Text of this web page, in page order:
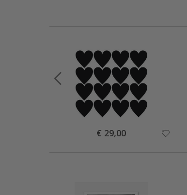
Special
Price
€ 29,00